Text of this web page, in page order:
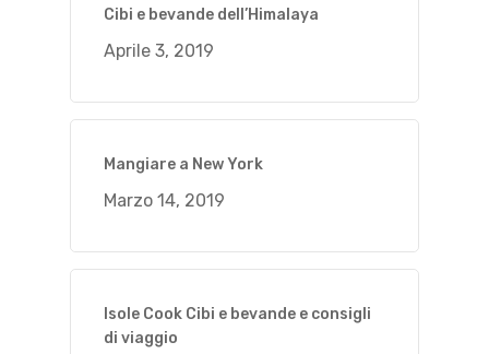
Cibi e bevande dell’Himalaya
Aprile 3, 2019
Mangiare a New York
Marzo 14, 2019
Isole Cook Cibi e bevande e consigli
di viaggio